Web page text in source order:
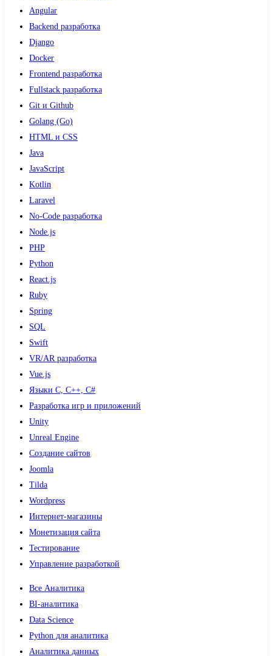
Angular
Backend разработка
Django
Docker
Frontend разработка
Fullstack разработка
Git и Github
Golang (Go)
HTML и CSS
Java
JavaScript
Kotlin
Laravel
No-Code разработка
Node.js
PHP
Python
React.js
Ruby
Spring
SQL
Swift
VR/AR разработка
Vue.js
Языки С, С++, С#
Разработка игр и приложений
Unity
Unreal Engine
Создание сайтов
Joomla
Tilda
Wordpress
Интернет-магазины
Монетизация сайта
Тестирование
Управление разработкой
Все Аналитика
BI-аналитика
Data Science
Python для аналитика
Аналитика данных